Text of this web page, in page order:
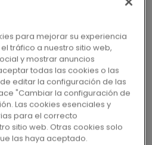
BUSCAR
para mejorar su experiencia
tráfico a nuestro sitio web,
y mostrar anuncios
todas las cookies o las
editar la configuración de las
"Cambiar la configuración de
Las cookies esenciales y
para el correcto
sitio web. Otras cookies solo
las haya aceptado.